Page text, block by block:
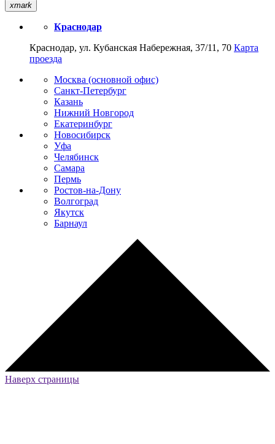
xmark
Краснодар
Краснодар, ул. Кубанская Набережная, 37/11, 70 Карта
проезда
Москва (основной офис)
Санкт-Петербург
Казань
Нижний Новгород
Екатеринбург
Новосибирск
Уфа
Челябинск
Самара
Пермь
Ростов-на-Дону
Волгоград
Якутск
Барнаул
Наверх страницы